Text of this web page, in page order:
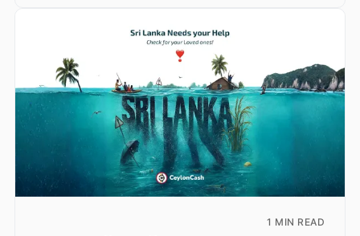
1 MIN READ